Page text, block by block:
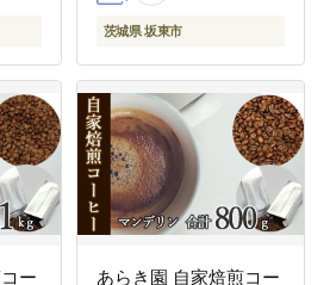
茨城県 坂東市
ー あらき園 自家焙煎コー